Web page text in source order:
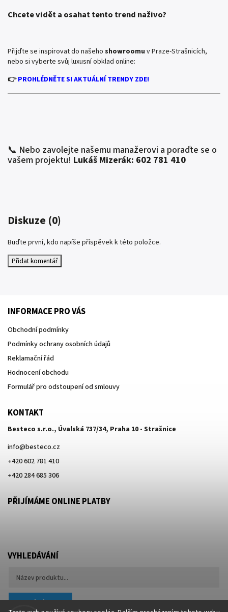
Chcete vidět a osahat tento trend naživo?
Přijďte se inspirovat do našeho showroomu v Praze-Strašnicích,
nebo si vyberte svůj luxusní obklad online:
👉PROHLÉDNĚTE SI AKTUÁLNÍ TRENDY ZDE!
📞 Nebo zavolejte našemu manažerovi a poraďte se o
vašem projektu! Lukáš Mizerák: 602 781 410
Diskuze (0)
Buďte první, kdo napíše příspěvek k této položce.
Přidat komentář
INFORMACE PRO VÁS
Obchodní podmínky
Podmínky ochrany osobních údajů
Reklamační řád
Hodnocení obchodu
Formulář pro odstoupení od smlouvy
KONTAKT
Besteco s.r.o., Úvalská 737/34, Praha 10 - Strašnice
info@besteco.cz
+420 602 781 410
+420 284 685 306
PŘIJÍMÁME ONLINE PLATBY
VYHLEDÁVÁNÍ
Hledat